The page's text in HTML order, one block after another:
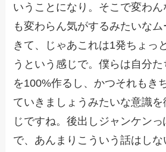
いうことになり。そこで変わ
も変わらん気がするみたいな
きて、じゃあこれは1発ちょっ
うという感じで。僕らは自分
を100%作るし、かつそれもき
ていきましょうみたいな意識
じですね。後出しジャンケン
で、あんまりこういう話はし